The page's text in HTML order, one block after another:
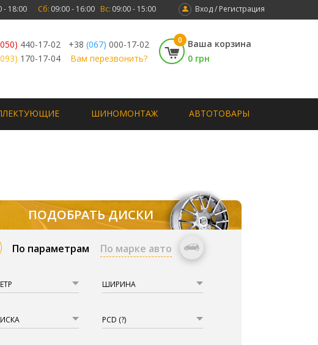
Вход / Регистрация
- 18:00 Сб: 09:00 - 16:00 Вс: 09:00 - 15:00
440-17-02 +38 (067) 000-17-02
170-17-04 Вам перезвонить?
0
Ваша корзина
0 грн
ШИНОМОНТАЖ АВТОТОВАРЫ
ПОДОБРАТЬ ДИСКИ
По параметрам По марке авто
ШИРИНА
PCD (?)